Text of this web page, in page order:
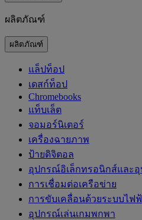
ผลิตภัณฑ์
ผลิตภัณฑ์
แล็ปท็อป
เดสก์ท็อป
Chromebooks
แท็บเล็ต
จอมอร์นิเตอร์
เครื่องฉายภาพ
ป้ายดิจิตอล
อุปกรณ์อิเล็กทรอนิกส์และอุ
การเชื่อมต่อเครือข่าย
การขับเคลื่อนด้วยระบบไฟ
อุปกรณ์เล่นเกมพกพา